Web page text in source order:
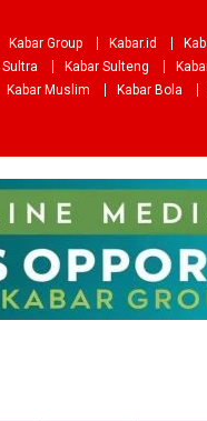
Kabar Group Kabar.id
Sultra Kabar Sulteng
Kabar Muslim Kabar Bola